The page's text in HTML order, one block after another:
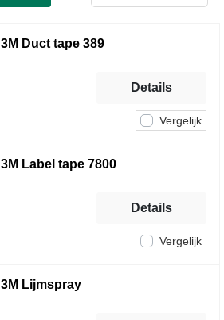
3M Duct tape 389
Vergelijk
Details
3M Label tape 7800
Vergelijk
Details
3M Lijmspray